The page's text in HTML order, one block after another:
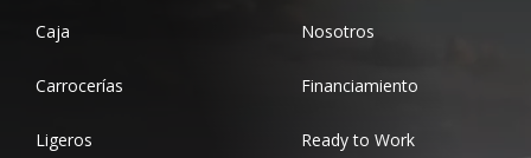
Caja
Carrocerías
Ligeros
Nosotros
Financiamiento
Ready to Work